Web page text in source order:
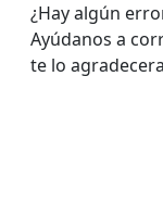
¿Hay algún
Ayúdanos a
te lo